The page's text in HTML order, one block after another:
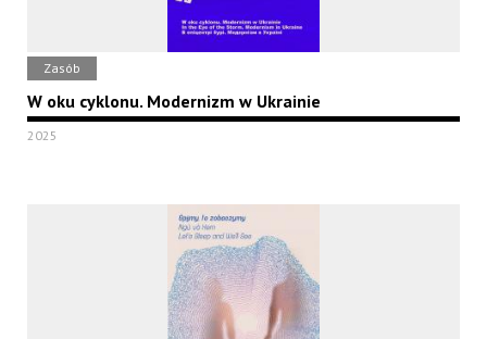
Zasób
W oku cyklonu. Modernizm w Ukrainie
2025